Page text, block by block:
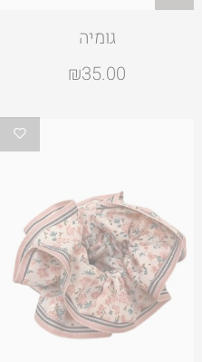
גומיה
₪35.00